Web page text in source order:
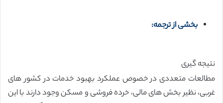
بخشی از ترجمه:
نتیجه گیری
مطالعات متعددی در خصوص عملکرد بهبود خدمات در کشور های
غربی، نظیر بخش های مالی، خرده فروشی و مسکن وجود دارند با این